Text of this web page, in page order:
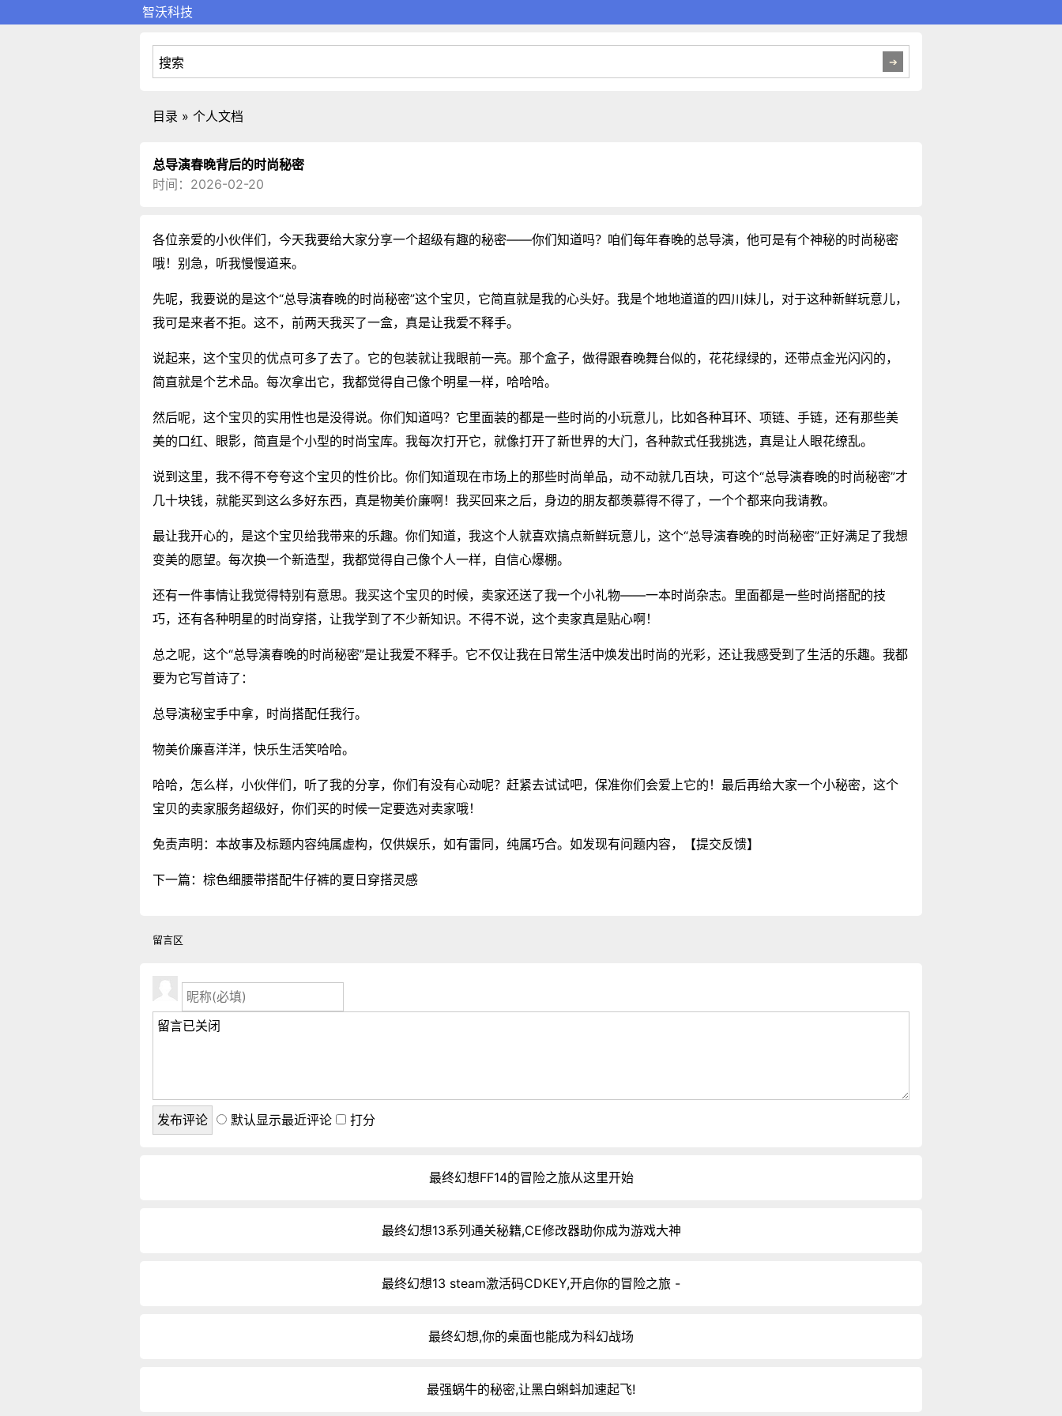
智沃科技
目录 » 个人文档
总导演春晚背后的时尚秘密
时间：2026-02-20
各位亲爱的小伙伴们，今天我要给大家分享一个超级有趣的秘密——你们知道吗？咱们每年春晚的总导演，他可是有个神秘的时尚秘密
哦！别急，听我慢慢道来。
先呢，我要说的是这个“总导演春晚的时尚秘密”这个宝贝，它简直就是我的心头好。我是个地地道道的四川妹儿，对于这种新鲜玩意儿，
我可是来者不拒。这不，前两天我买了一盒，真是让我爱不释手。
说起来，这个宝贝的优点可多了去了。它的包装就让我眼前一亮。那个盒子，做得跟春晚舞台似的，花花绿绿的，还带点金光闪闪的，
简直就是个艺术品。每次拿出它，我都觉得自己像个明星一样，哈哈哈。
然后呢，这个宝贝的实用性也是没得说。你们知道吗？它里面装的都是一些时尚的小玩意儿，比如各种耳环、项链、手链，还有那些美
美的口红、眼影，简直是个小型的时尚宝库。我每次打开它，就像打开了新世界的大门，各种款式任我挑选，真是让人眼花缭乱。
说到这里，我不得不夸夸这个宝贝的性价比。你们知道现在市场上的那些时尚单品，动不动就几百块，可这个“总导演春晚的时尚秘密”才
几十块钱，就能买到这么多好东西，真是物美价廉啊！我买回来之后，身边的朋友都羡慕得不得了，一个个都来向我请教。
最让我开心的，是这个宝贝给我带来的乐趣。你们知道，我这个人就喜欢搞点新鲜玩意儿，这个“总导演春晚的时尚秘密”正好满足了我想
变美的愿望。每次换一个新造型，我都觉得自己像个人一样，自信心爆棚。
还有一件事情让我觉得特别有意思。我买这个宝贝的时候，卖家还送了我一个小礼物——一本时尚杂志。里面都是一些时尚搭配的技
巧，还有各种明星的时尚穿搭，让我学到了不少新知识。不得不说，这个卖家真是贴心啊！
总之呢，这个“总导演春晚的时尚秘密”是让我爱不释手。它不仅让我在日常生活中焕发出时尚的光彩，还让我感受到了生活的乐趣。我都
要为它写首诗了：
总导演秘宝手中拿，时尚搭配任我行。
物美价廉喜洋洋，快乐生活笑哈哈。
哈哈，怎么样，小伙伴们，听了我的分享，你们有没有心动呢？赶紧去试试吧，保准你们会爱上它的！最后再给大家一个小秘密，这个
宝贝的卖家服务超级好，你们买的时候一定要选对卖家哦！
免责声明：本故事及标题内容纯属虚构，仅供娱乐，如有雷同，纯属巧合。如发现有问题内容， 【提交反馈】
下一篇： 棕色细腰带搭配牛仔裤的夏日穿搭灵感
留言区
默认显示最近评论 打分
最终幻想FF14的冒险之旅从这里开始
最终幻想13系列通关秘籍,CE修改器助你成为游戏大神
最终幻想13 steam激活码CDKEY,开启你的冒险之旅 -
最终幻想,你的桌面也能成为科幻战场
最强蜗牛的秘密,让黑白蝌蚪加速起飞!